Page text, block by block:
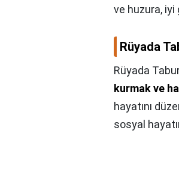
ve huzura,
Rüyada
Rüyada
kurmak ve
hayatını
sosyal